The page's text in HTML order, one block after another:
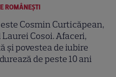
ROMÂNEŞTI
Cosmin Curticăpean,
Cosoi. Afaceri,
și povestea de iubire
de peste 10 ani